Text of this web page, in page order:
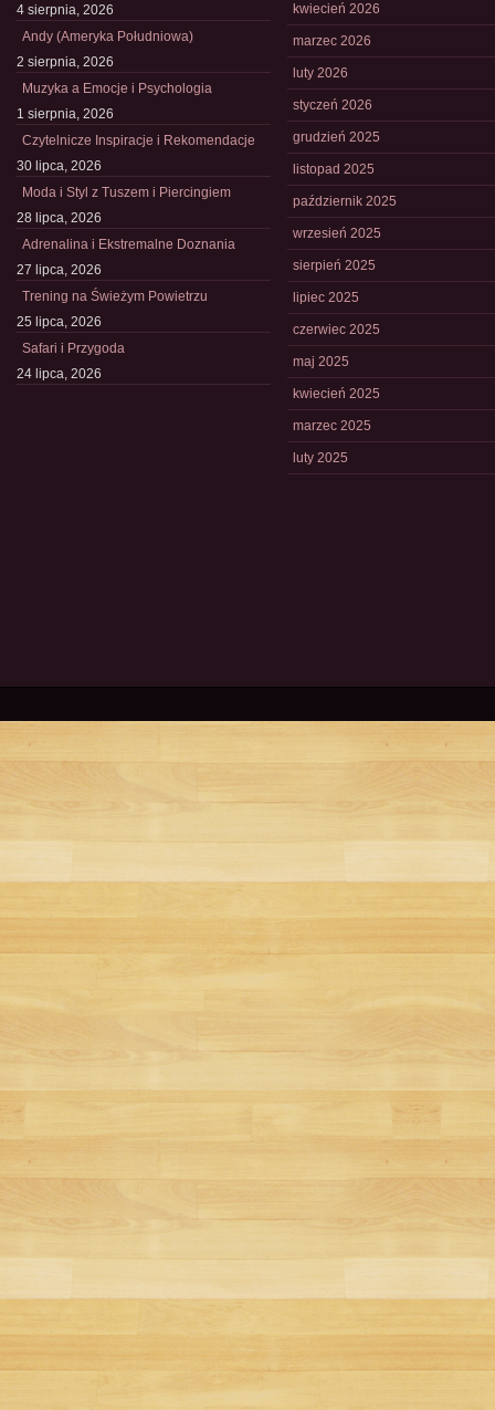
4 sierpnia, 2026
Andy (Ameryka Południowa)
2 sierpnia, 2026
Muzyka a Emocje i Psychologia
1 sierpnia, 2026
Czytelnicze Inspiracje i Rekomendacje
30 lipca, 2026
Moda i Styl z Tuszem i Piercingiem
28 lipca, 2026
Adrenalina i Ekstremalne Doznania
27 lipca, 2026
Trening na Świeżym Powietrzu
25 lipca, 2026
Safari i Przygoda
24 lipca, 2026
kwiecień 2026
marzec 2026
luty 2026
styczeń 2026
grudzień 2025
listopad 2025
październik 2025
wrzesień 2025
sierpień 2025
lipiec 2025
czerwiec 2025
maj 2025
kwiecień 2025
marzec 2025
luty 2025